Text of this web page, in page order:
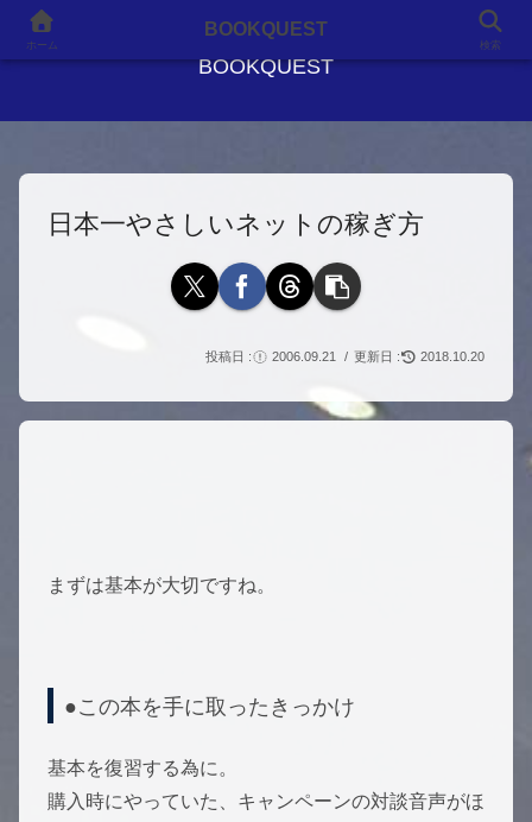
BOOKQUEST
日本一やさしいネットの稼ぎ方
2006.09.21 2018.10.20
まずは基本が大切ですね。
●この本を手に取ったきっかけ
基本を復習する為に。
購入時にやっていた、キャンペーンの対談音声がほ
ホーム
BOOKQUEST
検索